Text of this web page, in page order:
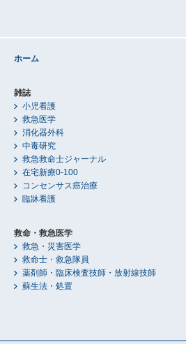
ホーム
雑誌
小児看護
救急医学
消化器外科
中毒研究
救急救命士ジャーナル
在宅新療0-100
コンセンサス癌治療
臨牀看護
救命・救急医学
救急・災害医学
救命士・救急隊員
薬剤師・臨床検査技師・放射線技師
蘇生法・処置